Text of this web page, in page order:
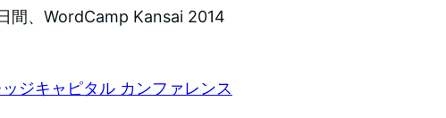
間、WordCamp Kansai 2014
ッジキャピタル カンファレンス